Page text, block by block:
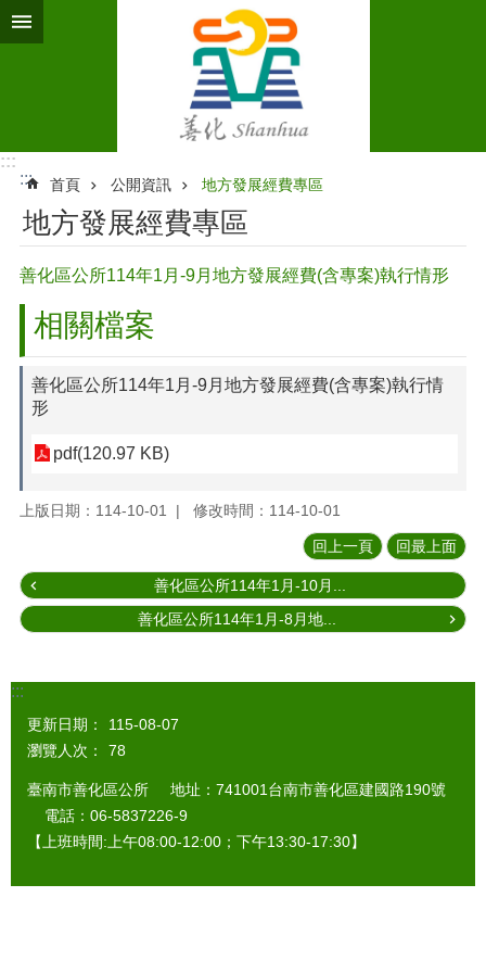
跳到主要內容區塊
:::
:::
首頁 公開資訊 地方發展經費專區
地方發展經費專區
善化區公所114年1月-9月地方發展經費(含專案)執行情形
相關檔案
善化區公所114年1月-9月地方發展經費(含專案)執行情
形
pdf(120.97 KB)
上版日期：114-10-01 修改時間：114-10-01
回上一頁 回最上面
善化區公所114年1月-10月...
善化區公所114年1月-8月地...
:::
更新日期：
115-08-07
瀏覽人次：
78
臺南市善化區公所 地址：741001台南市善化區建國路190號
電話：06-5837226-9
【上班時間:上午08:00-12:00；下午13:30-17:30】